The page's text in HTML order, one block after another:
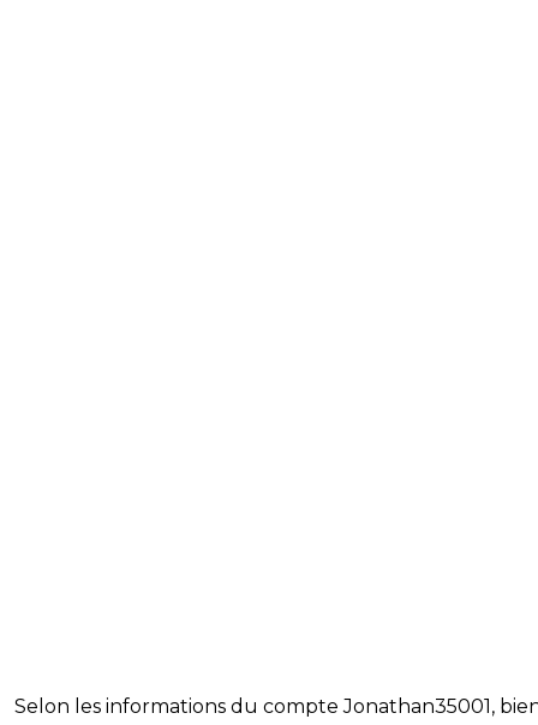
Selon les informations du compte Jonathan35001,